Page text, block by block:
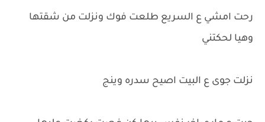
رحت امشي ع السريع طلعت فوك ونزلت من شقتها
وهيا لحكتني
نزلت جوى ع البيت اصيح سدره وينج